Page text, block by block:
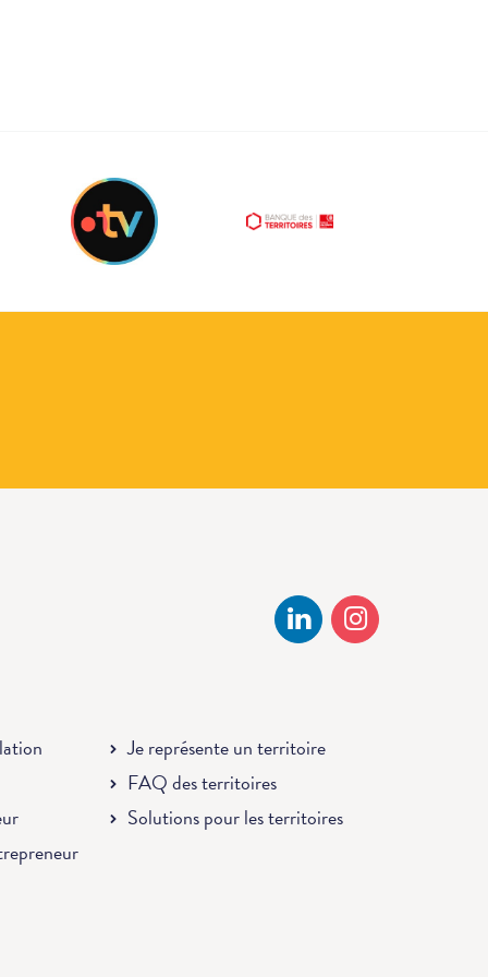
Je représente un territoire
FAQ des territoires
Solutions pour les territoires